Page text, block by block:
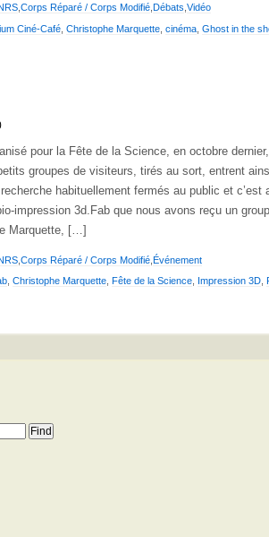
Corps Réparé / Corps Modifié Débats Vidéo
Ciné-Café Christophe Marquette cinéma Ghost in the
pour la Fête de la Science, en octobre
groupes de visiteurs, tirés au sort, entrent
habituellement fermés au public et c’est
impression 3d.Fab que nous avons reçu un
Marquette, […]
Corps Réparé / Corps Modifié Événement
Christophe Marquette Fête de la Science Impression 3D